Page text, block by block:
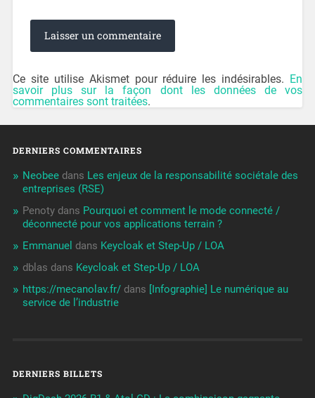
Ce site utilise Akismet pour réduire les indésirables. En
savoir plus sur la façon dont les données de vos
commentaires sont traitées.
DERNIERS COMMENTAIRES
Neobeedans Les enjeux de la responsabilité sociétale des
entreprises (RSE)
Penotydans Pourquoi et comment le mode connecté /
déconnecté pour vos applications terrain ?
Emmanuel dans Keycloak et Step-Up / LOA
dblas dans Keycloak et Step-Up / LOA
https://mecanolav.fr/dans [Infographie] Le numérique au
service de l’industrie
DERNIERS BILLETS